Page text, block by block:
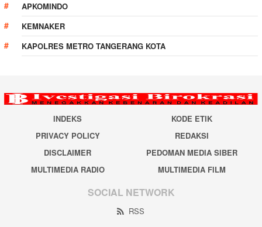
APKOMINDO
KEMNAKER
KAPOLRES METRO TANGERANG KOTA
INDEKS
KODE ETIK
PRIVACY POLICY
REDAKSI
DISCLAIMER
PEDOMAN MEDIA SIBER
MULTIMEDIA RADIO
MULTIMEDIA FILM
SOCIAL NETWORK
RSS